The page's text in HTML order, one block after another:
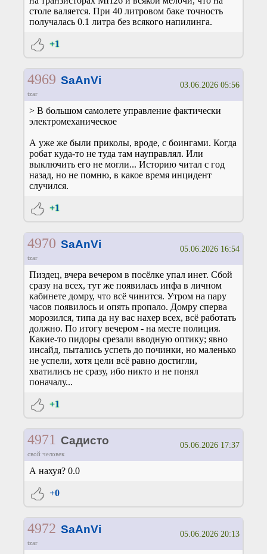
столе валяется. При 40 литровом баке точность
получалась 0.1 литра без всякого напилинга.
+1
4969 SaAnVi
tzar
03.06.2026 05:56
> В большом самолете управление фактически
электромеханическое
А уже же были приколы, вроде, с боингами. Когда
робат куда-то не туда там науправлял. Или
выключить его не могли... Историю читал с год
назад, но не помню, в какое время инцидент
случился.
+1
4970 SaAnVi
tzar
05.06.2026 16:54
Пиздец, вчера вечером в посёлке упал инет. Сбой
сразу на всех, тут же появилась инфа в личном
кабинете домру, что всё чинится. Утром на пару
часов появилось и опять пропало. Домру сперва
морозился, типа да ну вас нахер всех, всё работать
должно. По итогу вечером - на месте полиция.
Какие-то пидоры срезали вводную оптику; явно
инсайд, пытались успеть до починки, но маленько
не успели, хотя цели всё равно достигли,
хватились не сразу, ибо никто и не понял
поначалу...
+1
4971 Садисто
свой человек
05.06.2026 17:37
А нахуя? 0.0
+0
4972 SaAnVi
tzar
05.06.2026 20:13